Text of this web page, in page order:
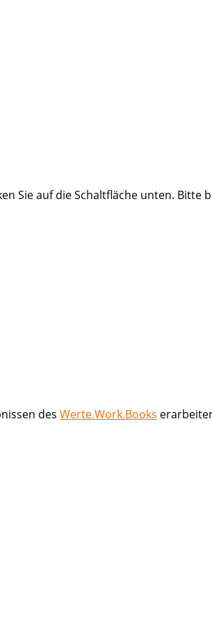
Sie auf die Schaltfläche unten. Bitte
des Werte.Work.Books